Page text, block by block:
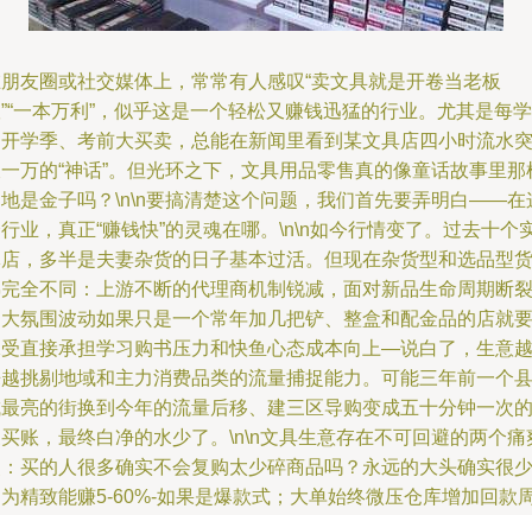
友圈或社交媒体上，常常有人感叹“卖文具就是开卷当老板
一本万利”，似乎这是一个轻松又赚钱迅猛的行业。尤其是每学
学季、考前大买卖，总能在新闻里看到某文具店四小时流水突
万的“神话”。但光环之下，文具用品零售真的像童话故事里那
是金子吗？\n\n要搞清楚这个问题，我们首先要弄明白——在
业，真正“赚钱快”的灵魂在哪。\n\n如今行情变了。过去十个
，多半是夫妻杂货的日子基本过活。但现在杂货型和选品型货
全不同：上游不断的代理商机制锐减，面对新品生命周期断裂
氛围波动如果只是一个常年加几把铲、整盒和配金品的店就要
直接承担学习购书压力和快鱼心态成本向上—说白了，生意越
挑剔地域和主力消费品类的流量捕捉能力。可能三年前一个县
亮的街换到今年的流量后移、建三区导购变成五十分钟一次的
账，最终白净的水少了。\n\n文具生意存在不可回避的两个痛
买的人很多确实不会复购太少碎商品吗？永远的大头确实很少
精致能赚5-60%-如果是爆款式；大单始终微压仓库增加回款